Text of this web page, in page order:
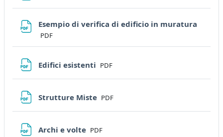
Esempio di verifica di edificio in muratura
PDF
Edifici esistenti File
PDF
Strutture Miste File
PDF
Archi e volte File
PDF